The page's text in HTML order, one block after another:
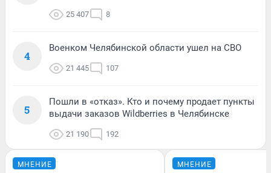
25 407 8
4
Военком Челябинской области ушел на СВО
21 445 107
5
Пошли в «отказ». Кто и почему продает пункты
выдачи заказов Wildberries в Челябинске
21 190 192
МНЕНИЕ МНЕНИЕ